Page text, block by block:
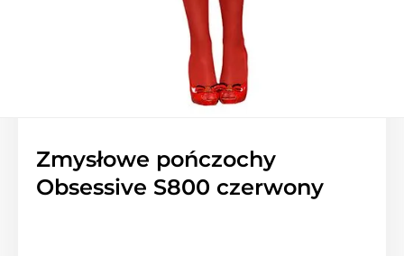
Zmysłowe pończochy
Obsessive S800 czerwony